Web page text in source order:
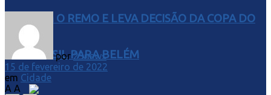
COM O REMO E LEVA DECISÃO DA COPA DO
BRASIL PARA BELÉM
por 25news
15 de fevereiro de 2022
em Cidade
A A